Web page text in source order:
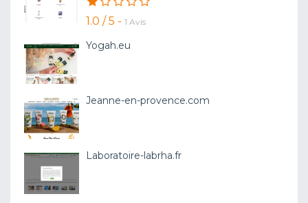
1.0 / 5 - 1 Avis
Yogah.eu
Jeanne-en-provence.com
Laboratoire-labrha.fr